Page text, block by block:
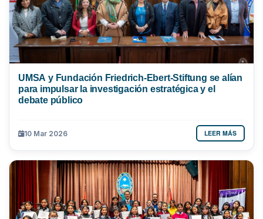
UMSA y Fundación Friedrich-Ebert-Stiftung se alían
para impulsar la investigación estratégica y el
debate público
10 Mar 2026 LEER MÁS